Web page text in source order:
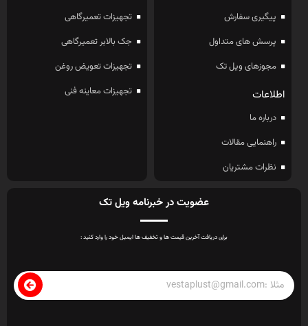
پیگیری سفارش
پرسش های متداول
مجوزهای ویل تک
اطلاعات
درباره ما
راهنمایی مقالات
نظرات مشتریان
تجهیزات تعمیرگاهی
جک بالابر تعمیرگاهی
تجهیزات تعویض روغن
تجهیزات معاینه فنی
عضویت در خبرنامه ویل تک
برای دریافت آخرین قیمت ها و تخفیف ها ایمیل خود را وارد کنید :